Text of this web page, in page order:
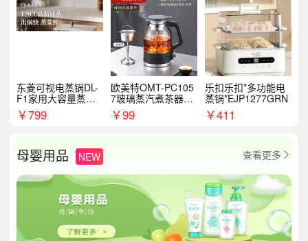
东菱可视电蒸锅DL-
F1家用大容量蒸炖
锅
￥799
欧美特OMT-PC105
7玻璃蒸汽煮茶器黑
茶泡茶具茶壶花茶壶
￥99
乐扣乐扣*多功能电
蒸锅*EJP1277GRN
￥411
母婴用品 NEW 查看更多 